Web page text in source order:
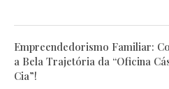
Empreendedorismo Familiar:
a Bela Trajetória da “Oficina
Cia”!